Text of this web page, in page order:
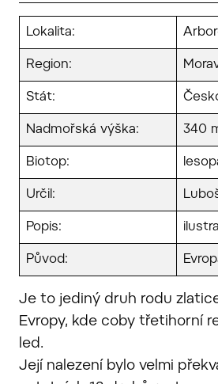
Lokalita:
Region:
Stát:
Nadmořská výška: 340
Biotop:
Určil:
Popis:
Původ:
Je to jediný druh rodu
Evropy, kde coby třetihorní
led.
Její nalezení bylo velmi